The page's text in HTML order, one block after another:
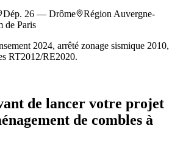
Dép. 26 — Drôme Région Auvergne-
de Paris
2024, arrêté zonage sismique 2010,
RT2012/RE2020.
de lancer votre projet
de combles à